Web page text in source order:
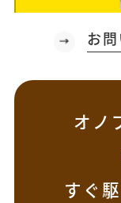
お
オノ
すぐ